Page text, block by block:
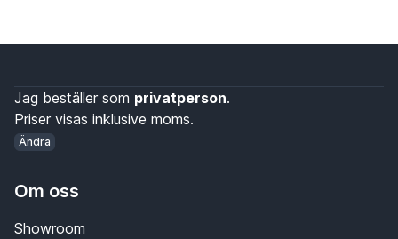
Jag beställer som privatperson.
Priser visas inklusive moms.
Ändra
Om oss
Showroom